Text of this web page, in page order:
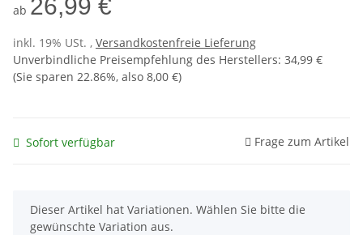
ab 26,99 €
inkl. 19% USt. , Versandkostenfreie Lieferung
Unverbindliche Preisempfehlung des Herstellers: 34,99 €
(Sie sparen 22.86%, also 8,00 €)
Sofort verfügbar Frage zum Artikel
x
Dieser Artikel hat Variationen. Wählen Sie bitte die
gewünschte Variation aus.